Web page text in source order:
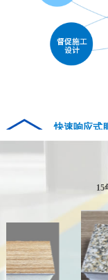
04
快速响应式
Fast response
专业的售后
公司拥有一
时、高效的
跟踪服务，遇
时处理顾客
我们的售
15